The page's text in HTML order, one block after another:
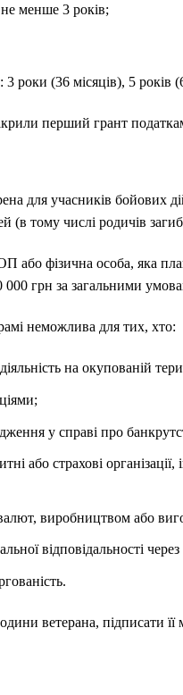
не менше 3 років;
3 роки (36 місяців), 5 років
перший грант
для учасників бойових
(в тому числі родичів
фізична особа, яка
000 грн за загальними
неможлива для тих, хто:
на окупованій
у справі про
або страхові
виробництвом або
відповідальності
ветерана, підписати